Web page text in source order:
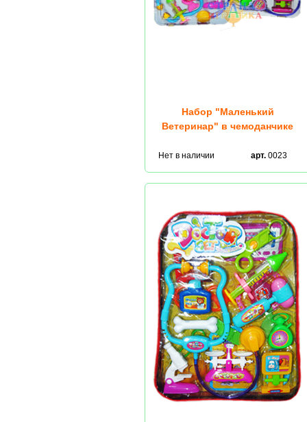
Набор "Маленький
Ветеринар" в чемоданчике
Нет в наличии арт.0023